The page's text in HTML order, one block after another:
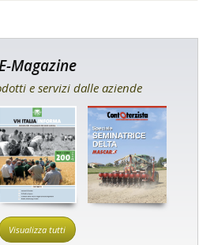
Magazine
e servizi dalle aziende
Visualizza tutti